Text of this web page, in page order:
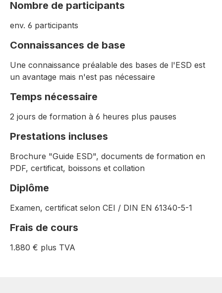
Nombre de participants
env. 6 participants
Connaissances de base
Une connaissance préalable des bases de l'ESD est
un avantage mais n'est pas nécessaire
Temps nécessaire
2 jours de formation à 6 heures plus pauses
Prestations incluses
Brochure "Guide ESD", documents de formation en
PDF, certificat, boissons et collation
Diplôme
Examen, certificat selon CEI / DIN EN 61340-5-1
Frais de cours
1.880 € plus TVA